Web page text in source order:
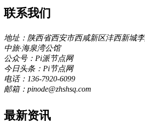
联系我们
地址：陕西省西安市西咸新区沣西新城
中旅·海泉湾公馆
公众号：Pi派节点网
今日头条：Pi节点网
电话：136-7920-6099
邮箱：pinode@zhshsq.com
最新资讯